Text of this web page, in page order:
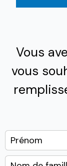
Vous
vous